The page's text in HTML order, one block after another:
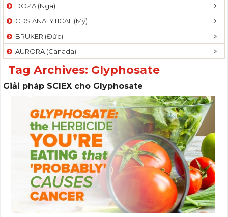
DOZA (Nga)
CDS ANALYTICAL (Mỹ)
BRUKER (Đức)
AURORA (Canada)
Tag Archives: Glyphosate
Giải pháp SCIEX cho Glyphosate